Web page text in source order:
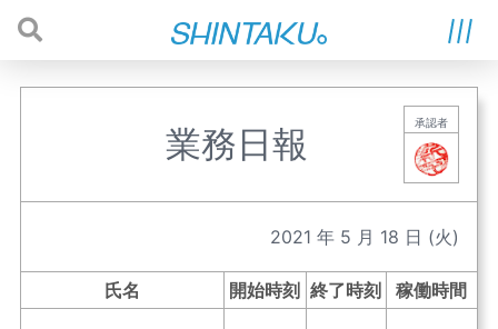
業務日報 承認者
2021 年 5 月 18 日 (火)
氏名 開始時刻 終了時刻 稼働時間